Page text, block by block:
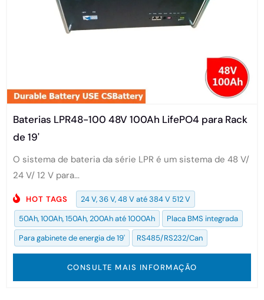
Baterias LPR48-100 48V 100Ah LifePO4 para Rack
de 19'
O sistema de bateria da série LPR é um sistema de 48 V/
24 V/ 12 V para...
HOT TAGS
24 V, 36 V, 48 V até 384 V 512 V
50Ah, 100Ah, 150Ah, 200Ah até 1000Ah
Placa BMS integrada
Para gabinete de energia de 19'
RS485/RS232/Can
CONSULTE MAIS INFORMAÇÃO